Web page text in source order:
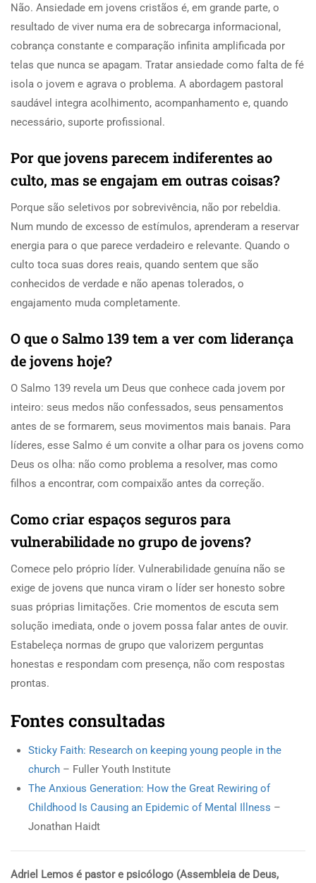
Não. Ansiedade em jovens cristãos é, em grande parte, o
resultado de viver numa era de sobrecarga informacional,
cobrança constante e comparação infinita amplificada por
telas que nunca se apagam. Tratar ansiedade como falta de fé
isola o jovem e agrava o problema. A abordagem pastoral
saudável integra acolhimento, acompanhamento e, quando
necessário, suporte profissional.
Por que jovens parecem indiferentes ao
culto, mas se engajam em outras coisas?
Porque são seletivos por sobrevivência, não por rebeldia.
Num mundo de excesso de estímulos, aprenderam a reservar
energia para o que parece verdadeiro e relevante. Quando o
culto toca suas dores reais, quando sentem que são
conhecidos de verdade e não apenas tolerados, o
engajamento muda completamente.
O que o Salmo 139 tem a ver com liderança
de jovens hoje?
O Salmo 139 revela um Deus que conhece cada jovem por
inteiro: seus medos não confessados, seus pensamentos
antes de se formarem, seus movimentos mais banais. Para
líderes, esse Salmo é um convite a olhar para os jovens como
Deus os olha: não como problema a resolver, mas como
filhos a encontrar, com compaixão antes da correção.
Como criar espaços seguros para
vulnerabilidade no grupo de jovens?
Comece pelo próprio líder. Vulnerabilidade genuína não se
exige de jovens que nunca viram o líder ser honesto sobre
suas próprias limitações. Crie momentos de escuta sem
solução imediata, onde o jovem possa falar antes de ouvir.
Estabeleça normas de grupo que valorizem perguntas
honestas e respondam com presença, não com respostas
prontas.
Fontes consultadas
Sticky Faith: Research on keeping young people in the
church – Fuller Youth Institute
The Anxious Generation: How the Great Rewiring of
Childhood Is Causing an Epidemic of Mental Illness –
Jonathan Haidt
Adriel Lemos é pastor e psicólogo (Assembleia de Deus,